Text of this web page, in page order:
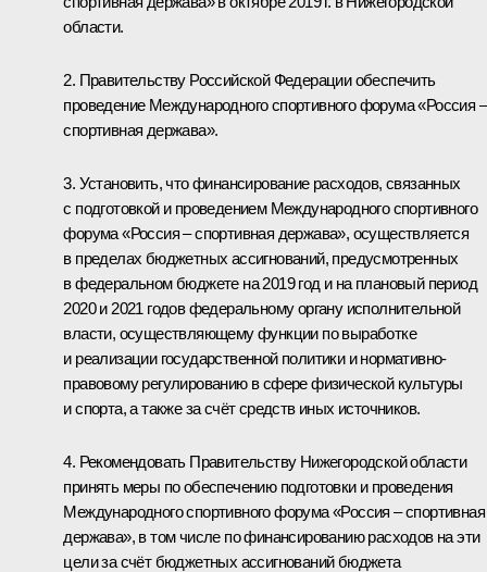
области.
2. Правительству Российской Федерации обеспечить
проведение Международного спортивного форума «Россия –
спортивная держава».
3. Установить, что финансирование расходов, связанных
с подготовкой и проведением Международного спортивного
форума «Россия – спортивная держава», осуществляется
в пределах бюджетных ассигнований, предусмотренных
в федеральном бюджете на 2019 год и на плановый период
2020 и 2021 годов федеральному органу исполнительной
власти, осуществляющему функции по выработке
и реализации государственной политики и нормативно­-
правовому регулированию в сфере физической культуры
и спорта, а также за счёт средств иных источников.
4. Рекомендовать Правительству Нижегородской области
принять меры по обеспечению подготовки и проведения
Международного спортивного форума «Россия – спортивная
держава», в том числе по финансированию расходов на эти
цели за счёт бюджетных ассигнований бюджета